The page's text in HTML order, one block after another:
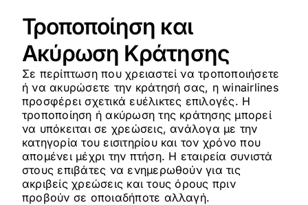
Τροποποίηση και
Ακύρωση Κράτησης
Σε περίπτωση που χρειαστεί να τροποποιήσετε
ή να ακυρώσετε την κράτησή σας, η winairlines
προσφέρει σχετικά ευέλικτες επιλογές. Η
τροποποίηση ή ακύρωση της κράτησης μπορεί
να υπόκειται σε χρεώσεις, ανάλογα με την
κατηγορία του εισιτηρίου και τον χρόνο που
απομένει μέχρι την πτήση. Η εταιρεία συνιστά
στους επιβάτες να ενημερωθούν για τις
ακριβείς χρεώσεις και τους όρους πριν
προβούν σε οποιαδήποτε αλλαγή.